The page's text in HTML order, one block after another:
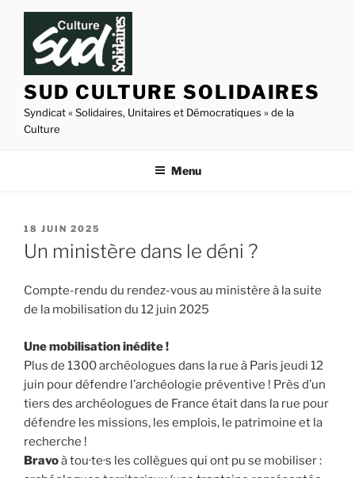
Aller
contenu
principal
SUD CULTURE SOLIDAIRES
Syndicat « Solidaires, Unitaires et Démocratiques » de la
Culture
Menu
PUBLIÉ
LE
18 JUIN 2025
Un ministère dans le déni ?
Compte-rendu du rendez-vous au ministère à la suite
de la mobilisation du 12 juin 2025
Une mobilisation inédite !
Plus de 1300 archéologues dans la rue à Paris jeudi 12
juin pour défendre l’archéologie préventive ! Près d’un
tiers des archéologues de France était dans la rue pour
défendre les missions, les emplois, le patrimoine et la
recherche !
Bravoà tou·te·s les collègues qui ont pu se mobiliser :